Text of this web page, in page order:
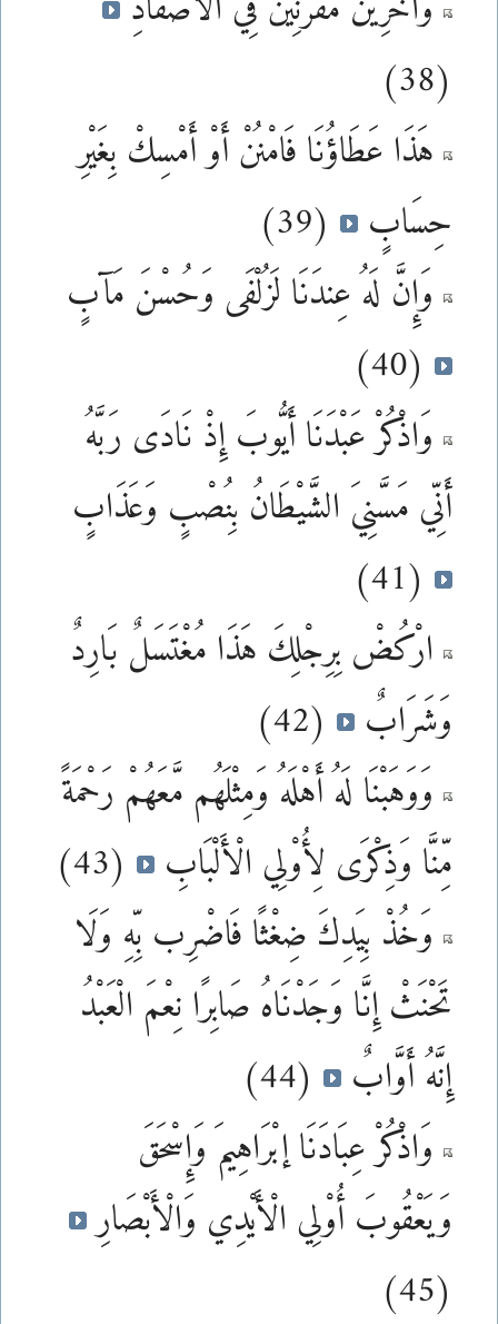
(38)
هَذَا عَطَاؤُنَا فَامْنُنْ أَوْ أَمْسِكْ بِغَيْرِ
حِسَابٍ
(39)
وَإِنَّ لَهُ عِندَنَا لَزُلْفَى وَحُسْنَ مَآبٍ
(40)
وَاذْكُرْ عَبْدَنَا أَيُّوبَ إِذْ نَادَى رَبَّهُ
أَنِّي مَسَّنِيَ الشَّيْطَانُ بِنُصْبٍ وَعَذَابٍ
(41)
ارْكُضْ بِرِجْلِكَ هَذَا مُغْتَسَلٌ بَارِدٌ
وَشَرَابٌ
(42)
وَوَهَبْنَا لَهُ أَهْلَهُ وَمِثْلَهُم مَّعَهُمْ رَحْمَةً
مِّنَّا وَذِكْرَى لِأُوْلِي الْأَلْبَابِ
(43)
وَخُذْ بِيَدِكَ ضِغْثًا فَاضْرِب بِّهِ وَلَا
تَحْنَثْ إِنَّا وَجَدْنَاهُ صَابِرًا نِعْمَ الْعَبْدُ
إِنَّهُ أَوَّابٌ
(44)
وَاذْكُرْ عِبَادَنَا إبْرَاهِيمَ وَإِسْحَقَ
وَيَعْقُوبَ أُوْلِي الْأَيْدِي وَالْأَبْصَارِ
(45)